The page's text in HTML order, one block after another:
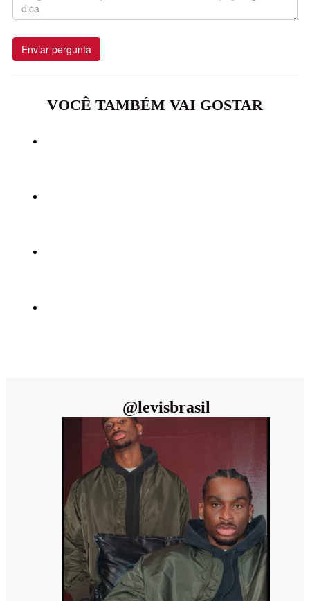
Enviar pergunta
VOCÊ TAMBÉM VAI GOSTAR
@levisbrasil